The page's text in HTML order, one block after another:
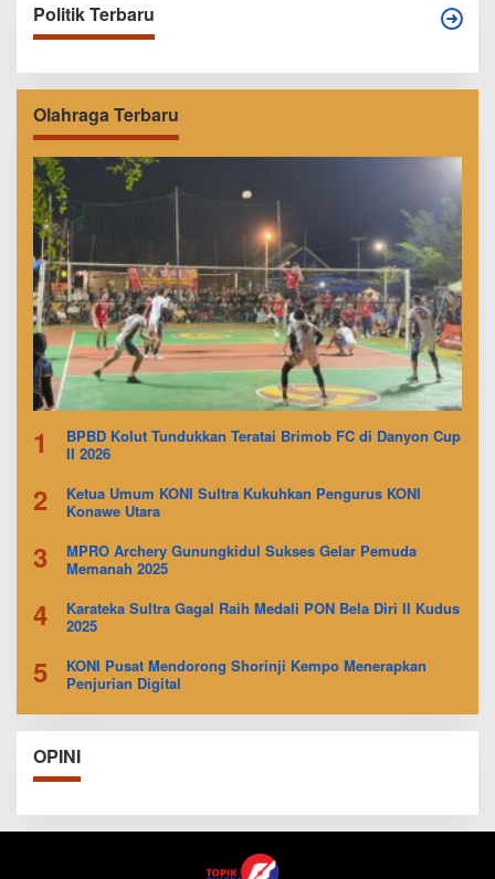
Politik Terbaru
Olahraga Terbaru
1
BPBD Kolut Tundukkan Teratai Brimob FC di Danyon Cup
II 2026
2
Ketua Umum KONI Sultra Kukuhkan Pengurus KONI
Konawe Utara
3
MPRO Archery Gunungkidul Sukses Gelar Pemuda
Memanah 2025
4
Karateka Sultra Gagal Raih Medali PON Bela Diri II Kudus
2025
5
KONI Pusat Mendorong Shorinji Kempo Menerapkan
Penjurian Digital
OPINI